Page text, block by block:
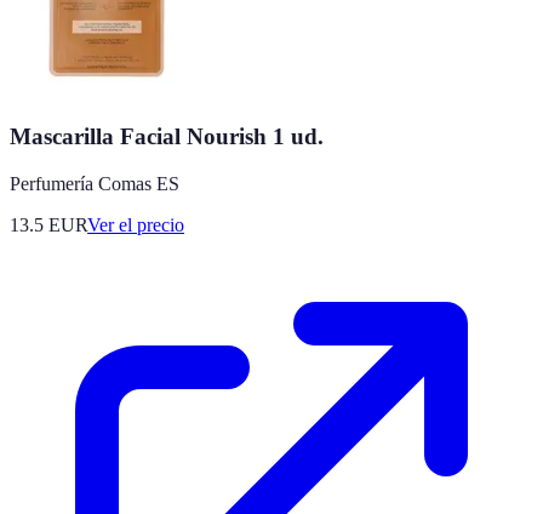
Mascarilla Facial Nourish 1 ud.
Perfumería Comas ES
13.5 EURVer el precio